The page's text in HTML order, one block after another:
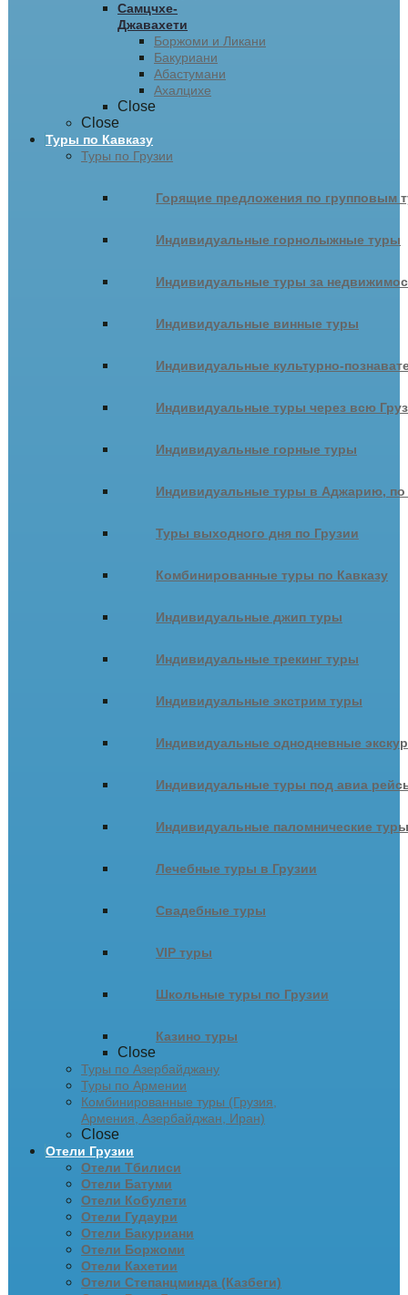
Самцчхе-
Джавахети
Боржоми и Ликани
Бакуриани
Абастумани
Ахалцихе
Close
Close
Туры по Кавказу
Туры по Грузии
Горящие предложения по групповым
Индивидуальные горнолыжные туры
Индивидуальные туры за
Индивидуальные винные туры
Индивидуальные культурно-
Индивидуальные туры через всю
Индивидуальные горные туры
Индивидуальные туры в Аджарию,
Туры выходного дня по Грузии
Комбинированные туры по Кавказу
Индивидуальные джип туры
Индивидуальные трекинг туры
Индивидуальные экстрим туры
Индивидуальные однодневные
Индивидуальные туры под авиа
Индивидуальные паломнические туры
Лечебные туры в Грузии
Свадебные туры
VIP туры
Школьные туры по Грузии
Казино туры
Close
Туры по Азербайджану
Туры по Армении
Комбинированные туры (Грузия,
Армения, Азербайджан, Иран)
Close
Отели Грузии
Отели Тбилиси
Отели Батуми
Отели Кобулети
Отели Гудаури
Отели Бакуриани
Отели Боржоми
Отели Кахетии
Отели Степанцминда (Казбеги)